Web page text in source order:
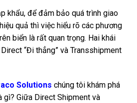
khẩu, để đảm bảo quá trình giao
quả thì việc hiểu rõ các phương
biển là rất quan trọng. Hai khái
“Đi thẳng” và Transshipment
Solutions chúng tôi khám phá
gì? Giữa Direct Shipment và